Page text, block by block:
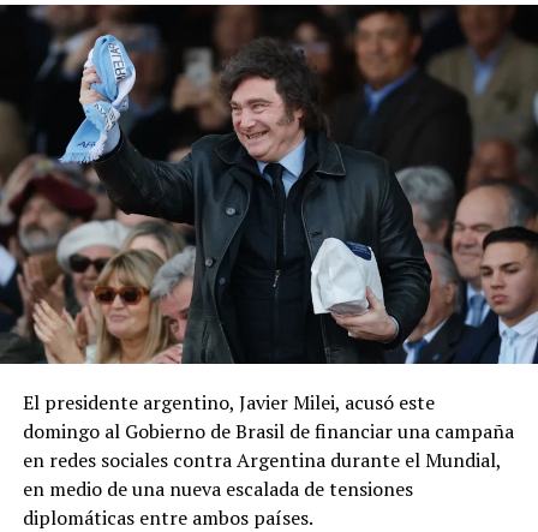
El presidente argentino, Javier Milei, acusó este
domingo al Gobierno de Brasil de financiar una campaña
en redes sociales contra Argentina durante el Mundial,
en medio de una nueva escalada de tensiones
diplomáticas entre ambos países.